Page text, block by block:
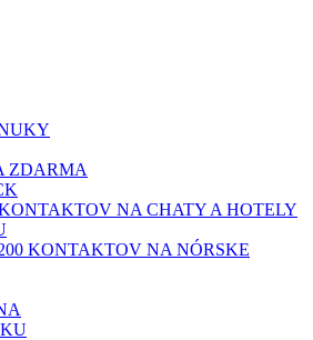
ZDARMA
NA CHATY A HOTELY
KONTAKTOV NA NÓRSKE